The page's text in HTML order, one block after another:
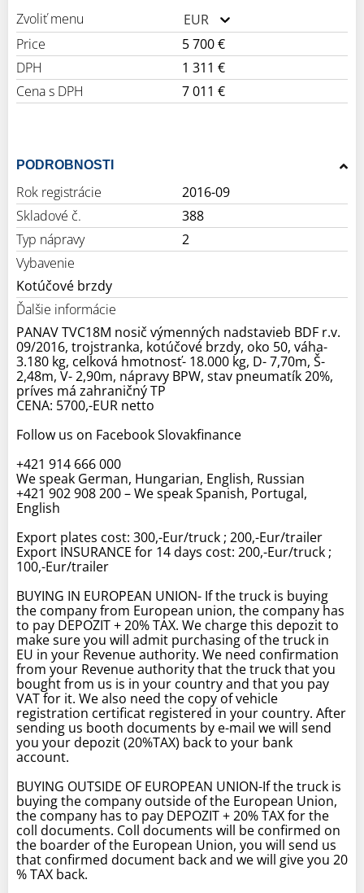
Zvoliť menu
EUR
Price
5 700 €
DPH
1 311 €
Cena s DPH
7 011 €
PODROBNOSTI
Rok registrácie
2016-09
Skladové č.
388
Typ nápravy
2
Vybavenie
Kotúčové brzdy
Ďalšie informácie
PANAV TVC18M nosič výmenných nadstavieb BDF r.v.
09/2016, trojstranka, kotúčové brzdy, oko 50, váha-
3.180 kg, celková hmotnosť- 18.000 kg, D- 7,70m, Š-
2,48m, V- 2,90m, nápravy BPW, stav pneumatík 20%,
príves má zahraničný TP
CENA: 5700,-EUR netto
Follow us on Facebook Slovakfinance
+421 914 666 000
We speak German, Hungarian, English, Russian
+421 902 908 200 – We speak Spanish, Portugal,
English
Export plates cost: 300,-Eur/truck ; 200,-Eur/trailer
Export INSURANCE for 14 days cost: 200,-Eur/truck ;
100,-Eur/trailer
BUYING IN EUROPEAN UNION- If the truck is buying
the company from European union, the company has
to pay DEPOZIT + 20% TAX. We charge this depozit to
make sure you will admit purchasing of the truck in
EU in your Revenue authority. We need confirmation
from your Revenue authority that the truck that you
bought from us is in your country and that you pay
VAT for it. We also need the copy of vehicle
registration certificat registered in your country. After
sending us booth documents by e-mail we will send
you your depozit (20%TAX) back to your bank
account.
BUYING OUTSIDE OF EUROPEAN UNION-If the truck is
buying the company outside of the European Union,
the company has to pay DEPOZIT + 20% TAX for the
coll documents. Coll documents will be confirmed on
the boarder of the European Union, you will send us
that confirmed document back and we will give you 20
% TAX back.